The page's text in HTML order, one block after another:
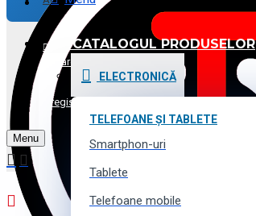
Promoții și Reduceri
Voucher cadou
Contacte
CATALOGUL PRODUSELOR
ELECTRONICĂ
TELEFOANE ȘI TABLETE
Smartphon-uri
Tablete
Telefoane mobile
Logare
Înregistrare
Menu